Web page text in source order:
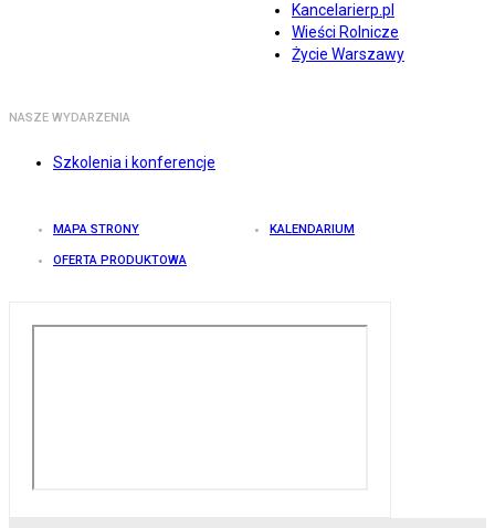
Kancelarierp.pl
Wieści Rolnicze
Życie Warszawy
NASZE WYDARZENIA
Szkolenia i konferencje
MAPA STRONY KALENDARIUM
OFERTA PRODUKTOWA